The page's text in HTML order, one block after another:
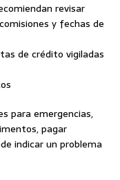
revisar
y fechas de
de crédito vigiladas
para emergencias,
pagar
indicar un problema